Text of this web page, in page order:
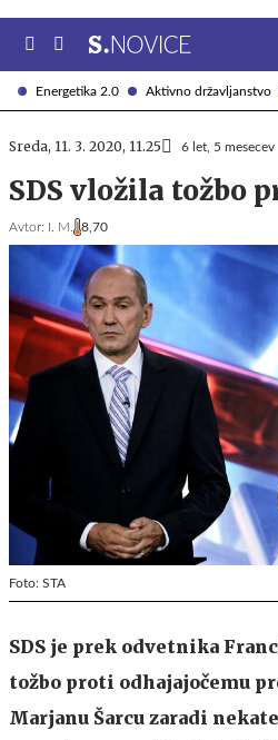
Energetika 2.0 Aktivno državljanstvo
Sreda, 11. 3. 2020, 11.25 6 let, 5 mesecev
SDS vložila tožbo
Avtor: I. M. 8,70
Foto: STA
SDS je prek odvetnika
tožbo proti odhajajočemu
Marjanu Šarcu zaradi